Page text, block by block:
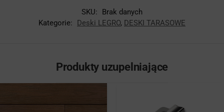
SKU:
Brak danych
Kategorie:
Deski LEGRO, DESKI TARASOWE
Produkty uzupelniające